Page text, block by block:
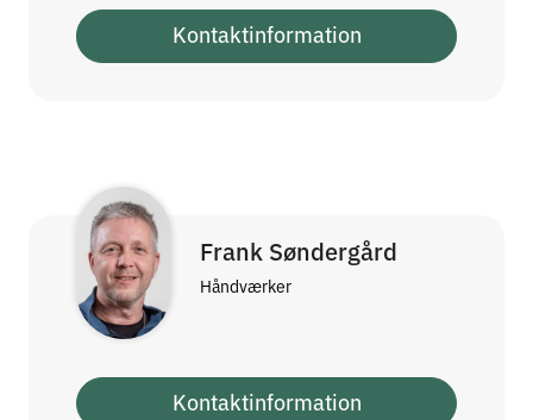
Kontaktinformation
Frank Søndergård
Håndværker
Kontaktinformation